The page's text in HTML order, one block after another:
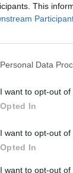
This
Personal Data
I want to opt-out of
Opted In
I want to opt-out of
Opted In
I want to opt-out